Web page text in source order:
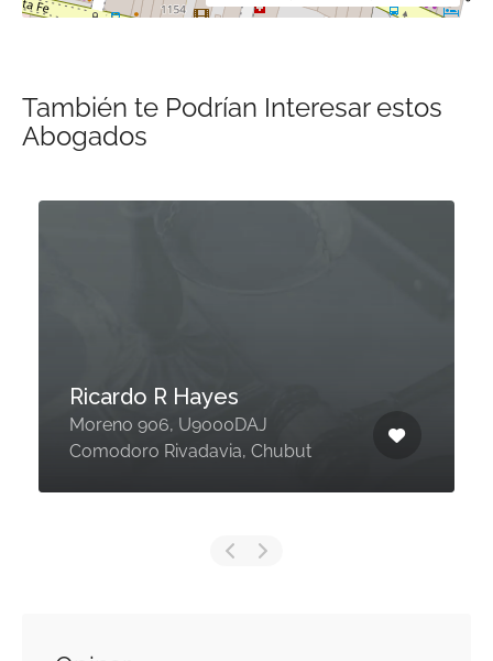
También te Podrían Interesar estos
Abogados
Ricardo R Hayes
Moreno 906, U9000DAJ
Comodoro Rivadavia, Chubut